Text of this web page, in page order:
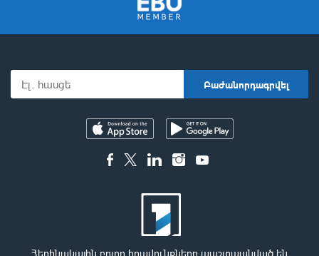
Հեղինակային բոլոր իրավունքները պաշտպանված են